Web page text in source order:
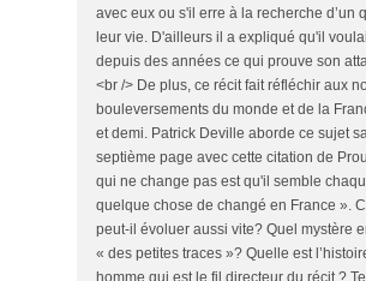
avec eux ou s'il erre à la recherche d’un
leur vie. D'ailleurs il a expliqué qu'il
depuis des années ce qui prouve son
<br /> De plus, ce récit fait réfléchir aux
bouleversements du monde et de la
et demi. Patrick Deville aborde ce sujet
septième page avec cette citation de
qui ne change pas est qu'il semble
quelque chose de changé en France ».
peut-il évoluer aussi vite? Quel mystère
« des petites traces »? Quelle est